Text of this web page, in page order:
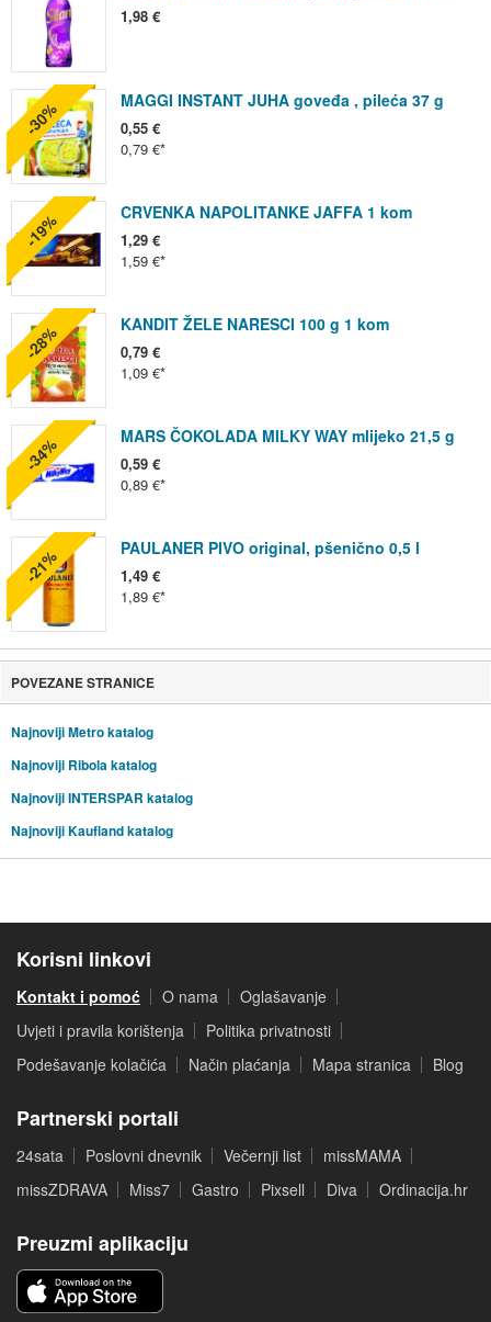
1,98 €
MAGGI INSTANT JUHA goveđa , pileća 37 g
0,55 €
0,79 €
-30%
CRVENKA NAPOLITANKE JAFFA 1 kom
1,29 €
1,59 €
-19%
KANDIT ŽELE NARESCI 100 g 1 kom
0,79 €
1,09 €
-28%
MARS ČOKOLADA MILKY WAY mlijeko 21,5 g
0,59 €
0,89 €
-34%
PAULANER PIVO original, pšenično 0,5 l
1,49 €
1,89 €
-21%
POVEZANE STRANICE
Najnoviji Metro katalog
Najnoviji Ribola katalog
Najnoviji INTERSPAR katalog
Najnoviji Kaufland katalog
Korisni linkovi
Kontakt i pomoć O nama
Oglašavanje
Uvjeti i pravila korištenja
Politika privatnosti
Podešavanje kolačića
Način plaćanja Mapa stranica Blog
Partnerski portali
24sata Poslovni dnevnik Večernji list
missMAMA
missZDRAVA
Miss7 Gastro Pixsell Diva Ordinacija.hr
Preuzmi aplikaciju